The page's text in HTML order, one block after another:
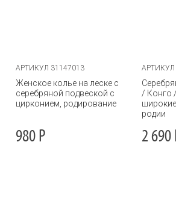
АРТИКУЛ 31147013
Женское колье на леске с
серебряной подвеской с
цирконием, родирование
980 Р
АРТИКУЛ
/ Конго
родии
2 690